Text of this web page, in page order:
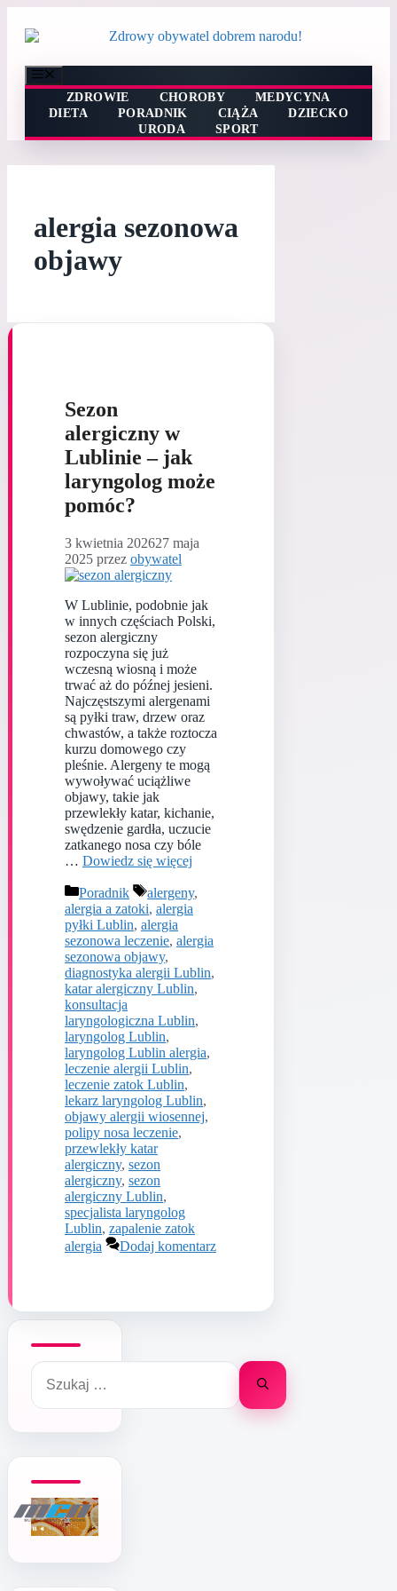
treści
ZDROWIE
CHOROBY
MEDYCYNA
DIETA
PORADNIK CIĄŻA
DZIECKO
URODA
SPORT
alergia sezonowa
objawy
Sezon
alergiczny w
Lublinie – jak
laryngolog może
pomóc?
3 kwietnia 202627 maja
2025 przez obywatel
W Lublinie, podobnie jak
w innych częściach Polski,
sezon alergiczny
rozpoczyna się już
wczesną wiosną i może
trwać aż do późnej jesieni.
Najczęstszymi alergenami
są pyłki traw, drzew oraz
chwastów, a także roztocza
kurzu domowego czy
pleśnie. Alergeny te mogą
wywoływać uciążliwe
objawy, takie jak
przewlekły katar, kichanie,
swędzenie gardła, uczucie
zatkanego nosa czy bóle
… Dowiedz się więcej
Kategorie
Poradnik Tagi
alergeny,
alergia a zatoki, alergia
pyłki Lublin, alergia
sezonowa leczenie, alergia
sezonowa objawy,
diagnostyka alergii Lublin,
katar alergiczny Lublin,
konsultacja
laryngologiczna Lublin,
laryngolog Lublin,
laryngolog Lublin alergia,
leczenie alergii Lublin,
leczenie zatok Lublin,
lekarz laryngolog Lublin,
objawy alergii wiosennej,
polipy nosa leczenie,
przewlekły katar
alergiczny, sezon
alergiczny, sezon
alergiczny Lublin,
specjalista laryngolog
Lublin, zapalenie zatok
alergia
Dodaj komentarz
Szukaj: